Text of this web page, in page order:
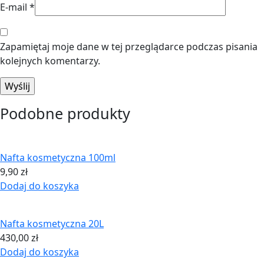
E-mail *
Zapamiętaj moje dane w tej przeglądarce podczas pisania
kolejnych komentarzy.
Podobne produkty
Nafta kosmetyczna 100ml
9,90zł
Dodaj do koszyka
Nafta kosmetyczna 20L
430,00zł
Dodaj do koszyka